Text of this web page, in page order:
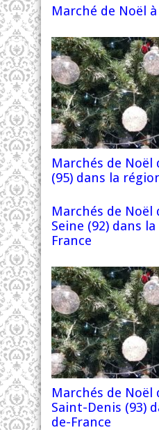
Marché de Noël
Marchés de Noël
(95) dans la
Marchés de Noël
Seine (92) dans
France
Marchés de Noël
Saint-Denis (93)
de-France